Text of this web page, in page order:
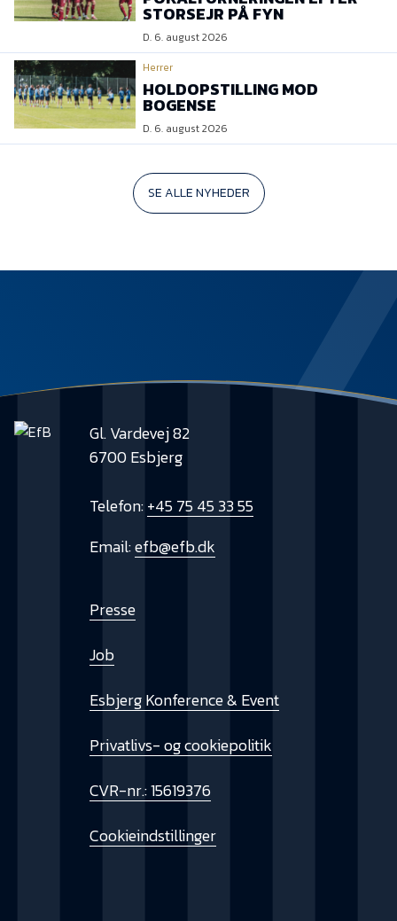
STORSEJR PÅ FYN
D. 6. august 2026
Herrer
HOLDOPSTILLING MOD
BOGENSE
D. 6. august 2026
SE ALLE NYHEDER
Gl. Vardevej 82
6700 Esbjerg
Telefon:+45 75 45 33 55
Email:efb@efb.dk
Presse
Job
Esbjerg Konference & Event
Privatlivs- og cookiepolitik
CVR-nr.: 15619376
Cookieindstillinger